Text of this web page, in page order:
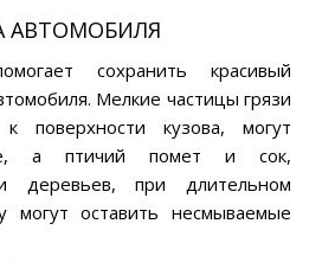
АВТОМОБИЛЯ
сохранить красивый
Мелкие частицы грязи
поверхности кузова, могут
а птичий помет и сок,
деревьев, при длительном
могут оставить несмываемые